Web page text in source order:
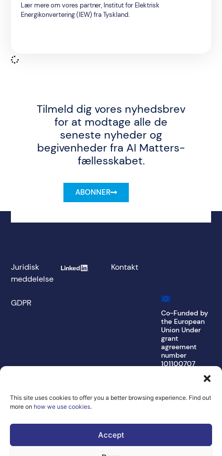
This site uses cookies to offer you a better browsing experience. Find out
more on how we use cookies.
Accept
Lær mere om vores partner, Institut for Elektrisk
Energikonvertering (IEW) fra Tyskland.
Tilmeld dig vores nyhedsbrev
for at modtage alle de
seneste nyheder og
begivenheder fra AI Matters-
fællesskabet.
ABONNER
Kontakt
Juridisk
meddelelse
GDPR
Co-Funded by
the European
Union Under
grant
agreement
number
101100707
Views and opinions
however those of
the author(s) only